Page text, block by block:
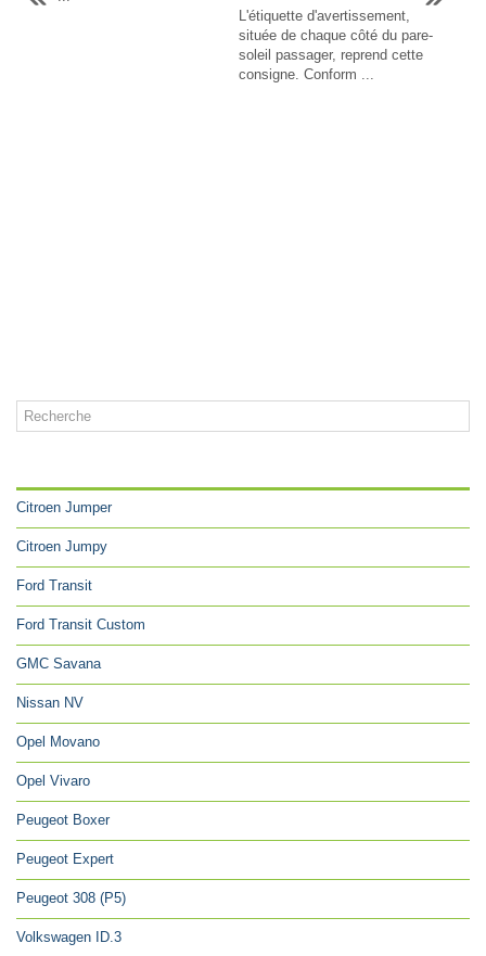
L'étiquette d'avertissement,
située de chaque côté du pare-
soleil passager, reprend cette
consigne. Conform ...
Citroen Jumper
Citroen Jumpy
Ford Transit
Ford Transit Custom
GMC Savana
Nissan NV
Opel Movano
Opel Vivaro
Peugeot Boxer
Peugeot Expert
Peugeot 308 (P5)
Volkswagen ID.3